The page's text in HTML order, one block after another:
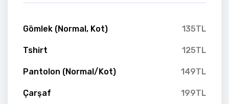
Gömlek (Normal, Kot) 135TL
Tshirt 125TL
Pantolon (Normal/Kot) 149TL
Çarşaf 199TL